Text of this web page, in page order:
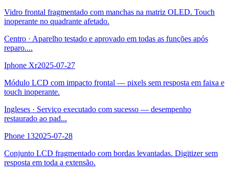
Vidro frontal fragmentado com manchas na matriz OLED. Touch
inoperante no quadrante afetado.
Centro · Aparelho testado e aprovado em todas as funções após
reparo....
Iphone Xr2025-07-27
Módulo LCD com impacto frontal — pixels sem resposta em faixa e
touch inoperante.
Ingleses · Serviço executado com sucesso — desempenho
restaurado ao pad...
Phone 132025-07-28
Conjunto LCD fragmentado com bordas levantadas. Digitizer sem
resposta em toda a extensão.